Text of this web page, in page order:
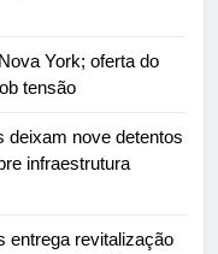
York; oferta do
tensão
deixam nove detentos
infraestrutura
entrega revitalização